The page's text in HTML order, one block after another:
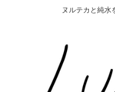
ヌルテカと純水